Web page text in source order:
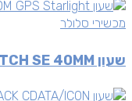
מכשירי סלולר
שעון APPLE WATCH SE 40MM...